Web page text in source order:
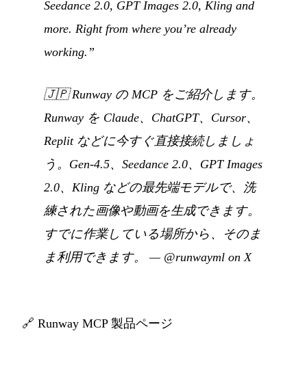
Seedance 2.0, GPT Images 2.0, Kling and
more. Right from where you’re already
working.”
🇯🇵Runway の MCP をご紹介します。
Runway を Claude、ChatGPT、Cursor、
Replit などに今すぐ直接接続しましょ
う。Gen-4.5、Seedance 2.0、GPT Images
2.0、Kling などの最先端モデルで、洗
練された画像や動画を生成できます。
すでに作業している場所から、そのま
ま利用できます。
— @runwayml on X
🔗 Runway MCP 製品ページ